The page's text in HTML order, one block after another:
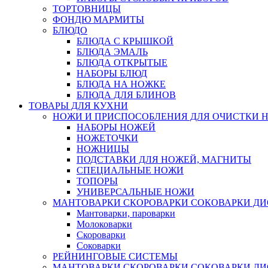
ТОРТОВНИЦЫ
ФОНДЮ МАРМИТЫ
БЛЮДО
БЛЮДА С КРЫШКОЙ
БЛЮДА ЭМАЛЬ
БЛЮДА ОТКРЫТЫЕ
НАБОРЫ БЛЮД
БЛЮДА НА НОЖКЕ
БЛЮДА ДЛЯ БЛИНОВ
ТОВАРЫ ДЛЯ КУХНИ
НОЖИ И ПРИСПОСОБЛЕНИЯ ДЛЯ ОЧИСТКИ
НАБОРЫ НОЖЕЙ
НОЖЕТОЧКИ
НОЖНИЦЫ
ПОДСТАВКИ ДЛЯ НОЖЕЙ, МАГНИТЫ
СПЕЦИАЛЬНЫЕ НОЖИ
ТОПОРЫ
УНИВЕРСАЛЬНЫЕ НОЖИ
МАНТОВАРКИ СКОРОВАРКИ СОКОВАРКИ
Мантоварки, пароварки
Молоковарки
Скороварки
Соковарки
РЕЙНИНГОВЫЕ СИСТЕМЫ